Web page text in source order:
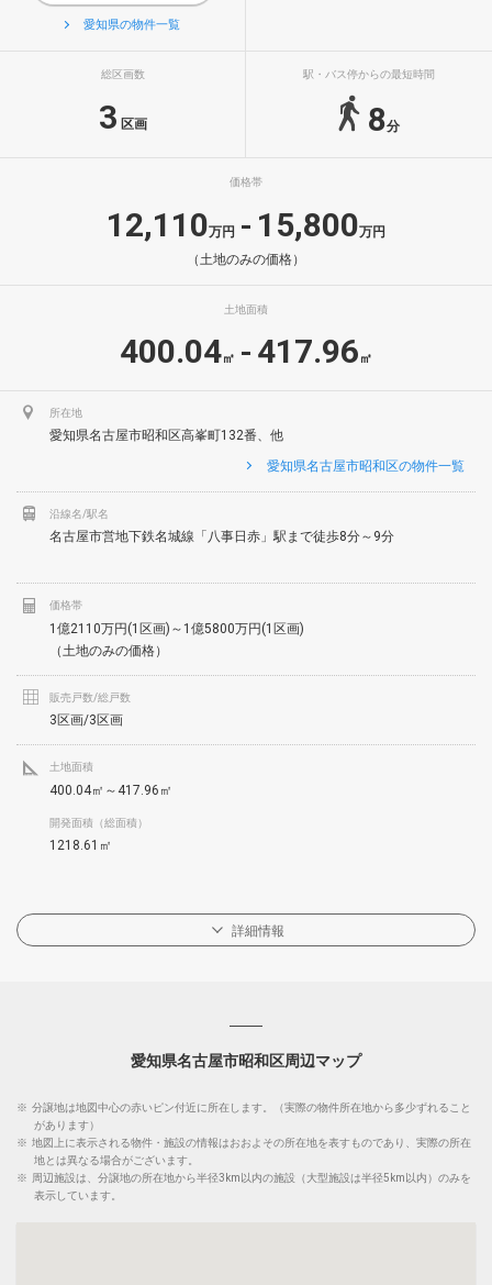
愛知県の物件一覧
総区画数
3 区画
駅・バス停からの最短時間
8 分
価格帯
12,110万円 - 15,800万円
（土地のみの価格）
土地面積
400.04㎡ - 417.96 ㎡
所在地
愛知県名古屋市昭和区高峯町132番、他
愛知県名古屋市昭和区の物件一覧
沿線名/駅名
名古屋市営地下鉄名城線「八事日赤」駅まで徒歩8分～9分
価格帯
1億2110万円(1区画)～1億5800万円(1区画)
（土地のみの価格）
販売戸数/総戸数
3区画/3区画
土地面積
400.04㎡～417.96㎡
開発面積（総面積）
1218.61㎡
詳細情報
愛知県名古屋市昭和区周辺マップ
※ 分譲地は地図中心の赤いピン付近に所在します。（実際の物件所在地から多少ずれること
があります）
※ 地図上に表示される物件・施設の情報はおおよその所在地を表すものであり、実際の所在
地とは異なる場合がございます。
※ 周辺施設は、分譲地の所在地から半径3km以内の施設（大型施設は半径5km以内）のみを
表示しています。